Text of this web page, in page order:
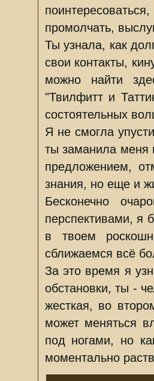
промолчать,
Ты узнала, как
свои контакты,
можно найти
"Твилфитт и
состоятельных
Я не смогла
ты заманила меня
предложением,
знания, но еще и
Бесконечно
перспективами, я
в твоем
сближаемся всё
За это время я
обстановки, ты -
жесткая, во
может меняться
под ногами, но
моментально